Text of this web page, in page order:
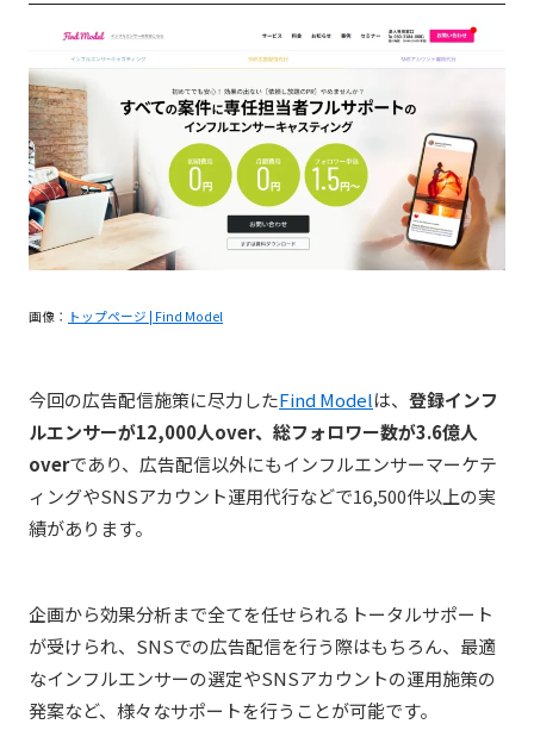
画像： トップページ | Find Model
今回の広告配信施策に尽力したFind Modelは、 登録インフ
ルエンサーが12,000人over、総フォロワー数が3.6億人
overであり、広告配信以外にもインフルエンサーマーケテ
ィングやSNSアカウント運用代行などで16,500件以上の実
績があります。
企画から効果分析まで全てを任せられるトータルサポート
が受けられ、 SNSでの広告配信を行う際はもちろん、最適
なインフルエンサーの選定やSNSアカウントの運用施策の
発案など、様々なサポートを行うことが可能です。